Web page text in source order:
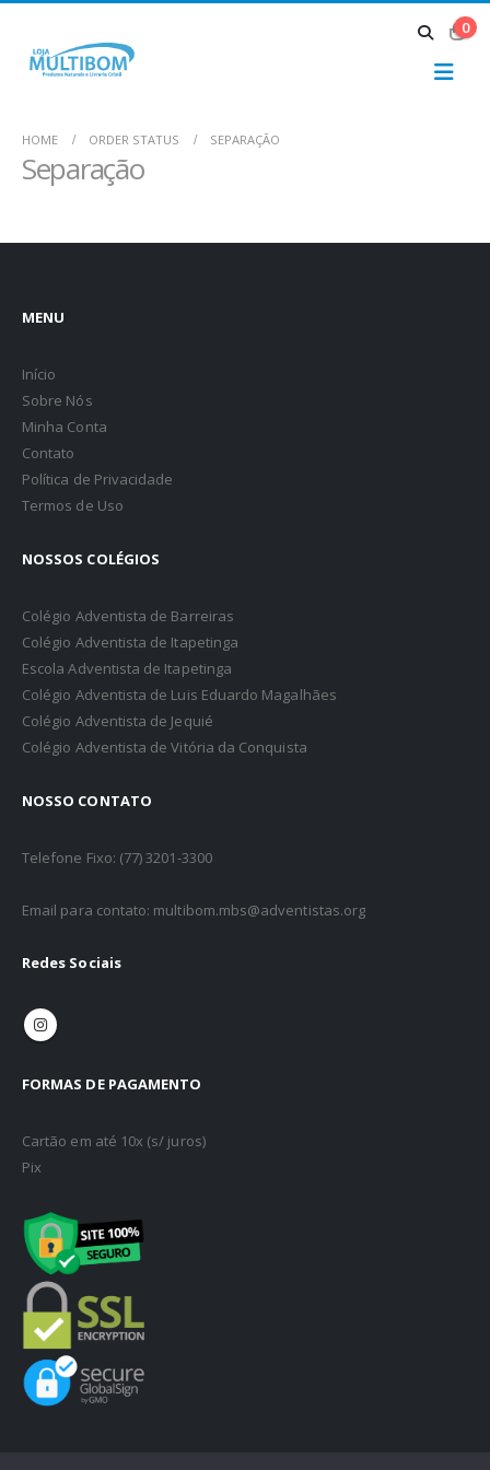
0
HOME ORDER STATUS SEPARAÇÃO
Separação
MENU
Início
Sobre Nós
Minha Conta
Contato
Política de Privacidade
Termos de Uso
NOSSOS COLÉGIOS
Colégio Adventista de Barreiras
Colégio Adventista de Itapetinga
Escola Adventista de Itapetinga
Colégio Adventista de Luis Eduardo Magalhães
Colégio Adventista de Jequié
Colégio Adventista de Vitória da Conquista
NOSSO CONTATO
Telefone Fixo: (77) 3201-3300
Email para contato: multibom.mbs@adventistas.org
Redes Sociais
FORMAS DE PAGAMENTO
Cartão em até 10x (s/ juros)
Pix